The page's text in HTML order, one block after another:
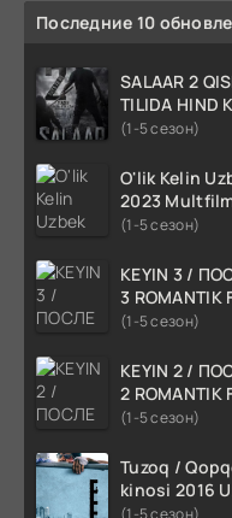
Последние 10
SALAAR 2
TILIDA HIND
TARJIMA
(1-5 сезон)
O'lik Kelin
2023
skachat
(1-5 сезон)
KEYIN 3 /
3 ROMANTIK
TILIDA 2021
(1-5 сезон)
KEYIN 2 / ПОСЛЕ
2 ROMANTIK
TILIDA 2020
(1-5 сезон)
Tuzoq /
kinosi 2016
tarjima film HD
(1-5 сезон)